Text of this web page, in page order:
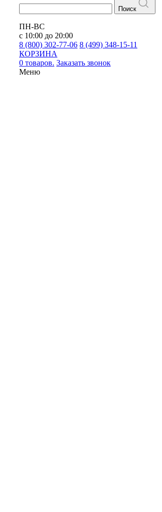
Поиск
ПН-ВС
с 10:00 до 20:00
8 (800) 302-77-06 8 (499) 348-15-11
КОРЗИНА
0 товаров. Заказать звонок
Меню